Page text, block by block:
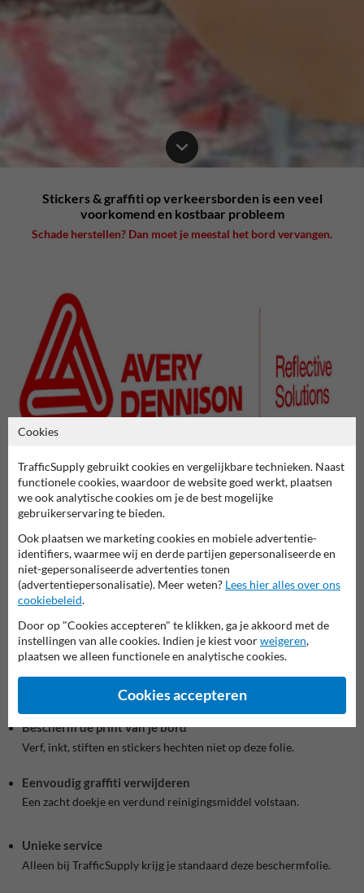
Stickers & graffiti op verkeersborden is een veel
voorkomend en kostbaar probleem
Schade herstellen? Dan moet je meestal het bord vervangen.
Anti-graffiti laminaat:
standaard bij TrafficSupply
Een nieuwe, revolutionaire beschermlaag (met UV-filter) over de
Dennison.Alle borden van TrafficSupply zijn (sinds 2019)
standaard voorzien van deze unieke extra bescherming.
Echte duurzaamheid
Standaard anti-graffiti beschermlaag bij
TrafficSupply
Bescherm de print van je bord
Verf, inkt, stiften en stickers hechten niet op deze folie.
Eenvoudig graffiti verwijderen
Een zacht doekje en verdund reinigingsmiddel volstaan.
Unieke service
Alleen bij TrafficSupply krijg je standaard deze beschermfolie.
Cookies
TrafficSupply gebruikt cookies en vergelijkbare technieken. Naast
functionele cookies, waardoor de website goed werkt, plaatsen
we ook analytische cookies om je de best mogelijke
gebruikerservaring te bieden.
Ook plaatsen we marketing cookies en mobiele advertentie-
identifiers, waarmee wij en derde partijen gepersonaliseerde en
niet-gepersonaliseerde advertenties tonen
(advertentiepersonalisatie). Meer weten? Lees hier alles over ons
cookiebeleid.
Door op "Cookies accepteren" te klikken, ga je akkoord met de
instellingen van alle cookies. Indien je kiest voorweigeren,
plaatsen we alleen functionele en analytische cookies.
Cookies accepteren